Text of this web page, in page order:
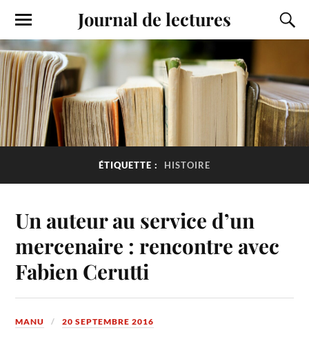
Journal de lectures
ÉTIQUETTE : HISTOIRE
Un auteur au service d’un
mercenaire : rencontre avec
Fabien Cerutti
MANU 20 SEPTEMBRE 2016